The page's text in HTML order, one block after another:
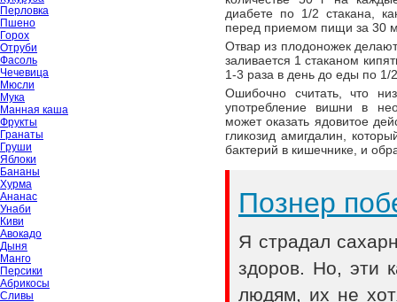
Перловка
Пшено
Горох
Отруби
Фасоль
Чечевица
Мюсли
Мука
Манная каша
Фрукты
Гранаты
Груши
Яблоки
Бананы
Хурма
Ананас
Унаби
Киви
Авокадо
Дыня
Манго
Персики
Абрикосы
Сливы
диабете по 1/2 стакана,
перед приемом пищи за 30
Отвар из плодоножек
заливается 1 стаканом
1-3 раза в день до еды по 1/
Ошибочно считать, что
употребление вишни в
может оказать ядовитое
гликозид амигдалин,
бактерий в кишечнике, и
Познер
Я страдал
здоров. Но, эти
людям, их не